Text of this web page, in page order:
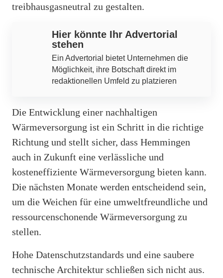
treibhausgasneutral zu gestalten.
Hier könnte Ihr Advertorial
stehen
Ein Advertorial bietet Unternehmen die
Möglichkeit, ihre Botschaft direkt im
redaktionellen Umfeld zu platzieren
Die Entwicklung einer nachhaltigen
Wärmeversorgung ist ein Schritt in die richtige
Richtung und stellt sicher, dass Hemmingen
auch in Zukunft eine verlässliche und
kosteneffiziente Wärmeversorgung bieten kann.
Die nächsten Monate werden entscheidend sein,
um die Weichen für eine umweltfreundliche und
ressourcenschonende Wärmeversorgung zu
stellen.
Hohe Datenschutzstandards und eine saubere
technische Architektur schließen sich nicht aus.